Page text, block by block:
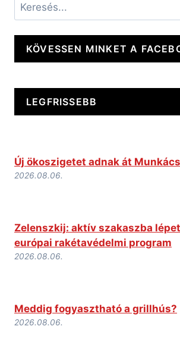
KÖVESSEN MINKET A
LEGFRISSEBB
Új ökoszigetet adnak át
2026.08.06.
Zelenszkij: aktív szakaszba
európai rakétavédelmi program
2026.08.06.
Meddig fogyasztható a grillhús?
2026.08.06.